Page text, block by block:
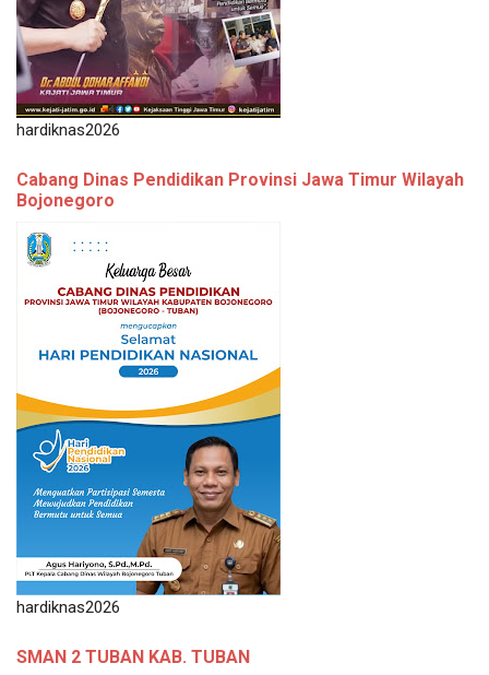
hardiknas2026
Cabang Dinas Pendidikan Provinsi Jawa Timur Wilayah
Bojonegoro
hardiknas2026
SMAN 2 TUBAN KAB. TUBAN